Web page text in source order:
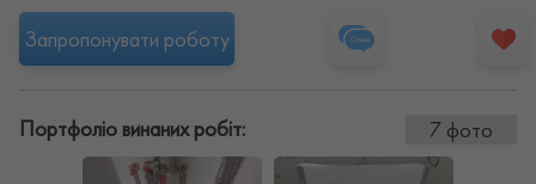
Запропонувати роботу
Портфоліо винаних робіт: 7 фото